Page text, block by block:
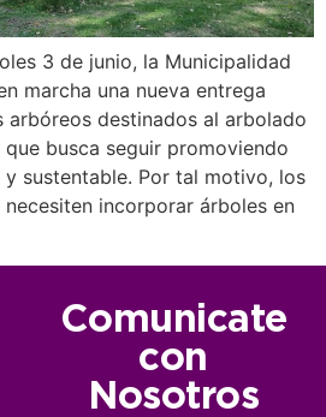
3 de junio, la Municipalidad
marcha una nueva entrega
arbóreos destinados al arbolado
busca seguir promoviendo
y sustentable. Por tal motivo, los
incorporar árboles en
Comunicate
con
Nosotros